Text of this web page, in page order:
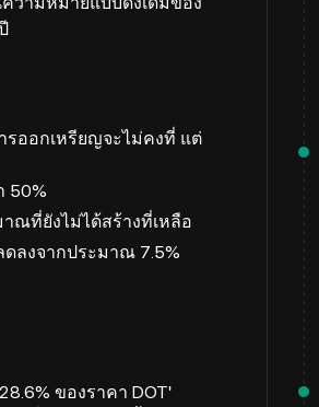
รออกเหรียญจะไม่คงที่ แต่
50%
ณที่ยังไม่ได้สร้างที่เหลือ
ดลงจากประมาณ 7.5%
ของราคา DOT'